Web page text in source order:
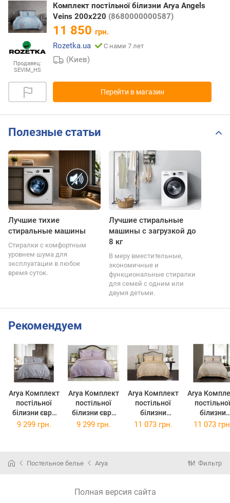
Продавец:
SEVIM_HS
Комплект постільної білизни Arya Angels
Veins 200x220 (8680000000587)
11 850 грн.
Rozetka.ua
С нами 7 лет
(Киев)
Перейти в магазин
Полезные статьи
Лучшие тихие
стиральные машины
Стиралки с комфортным
уровнем шума для
эксплуатации в любое
время суток.
Лучшие стиральные
машины с загрузкой до
8 кг
В меру вместительные,
экономичные и
функциональные стиралки
для семей с одним или
двумя детьми.
Рекомендуем
Arya Комплект
постільної
білизни євро
жаккард
Arya Комплект
постільної
білизни євро
жаккард
Arya Комплект
постільної
білизни
сімейний
Arya
постільної
білизни
сімейний
(A107394)
9 299 грн. 9 299 грн. 11 073 грн. 11 073
Постельное белье Arya Фильтр
Полная версия сайта